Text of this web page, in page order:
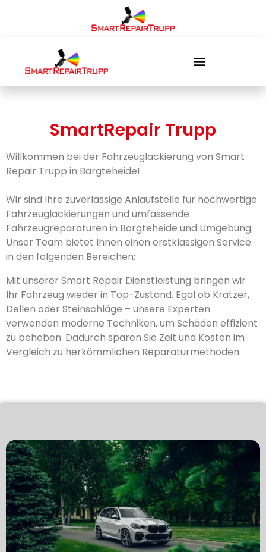
SmartRepair Trupp
Willkommen bei der Fahrzeuglackierung von Smart
Repair Trupp in Bargteheide!
Wir sind Ihre zuverlässige Anlaufstelle für hochwertige
Fahrzeuglackierungen und umfassende
Fahrzeugreparaturen in Bargteheide und Umgebung.
Unser Team bietet Ihnen einen erstklassigen Service
in den folgenden Bereichen:
Mit unserer Smart Repair Dienstleistung bringen wir
Ihr Fahrzeug wieder in Top-Zustand. Egal ob Kratzer,
Dellen oder Steinschläge – unsere Experten
verwenden moderne Techniken, um Schäden effizient
zu beheben. Dadurch sparen Sie Zeit und Kosten im
Vergleich zu herkömmlichen Reparaturmethoden.